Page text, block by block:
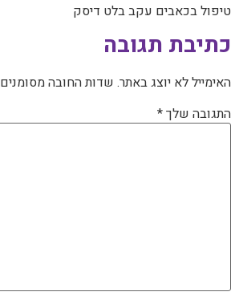
טיפול בכאבים עקב בלט דיסק
כתיבת תגובה
האימייל לא יוצג באתר. שדות החובה מסומנים
התגובה שלך*